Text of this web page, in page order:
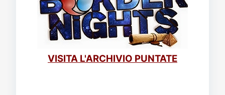
VISITA L'ARCHIVIO PUNTATE